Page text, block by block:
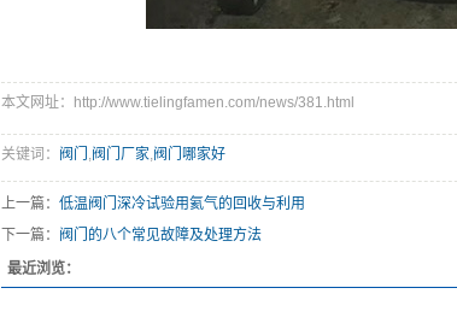
本文网址：http://www.tielingfamen.com/news/381.html
关键词： 阀门 ,阀门厂家,阀门哪家好
上一篇： 低温阀门深冷试验用氦气的回收与利用
下一篇： 阀门的八个常见故障及处理方法
最近浏览：